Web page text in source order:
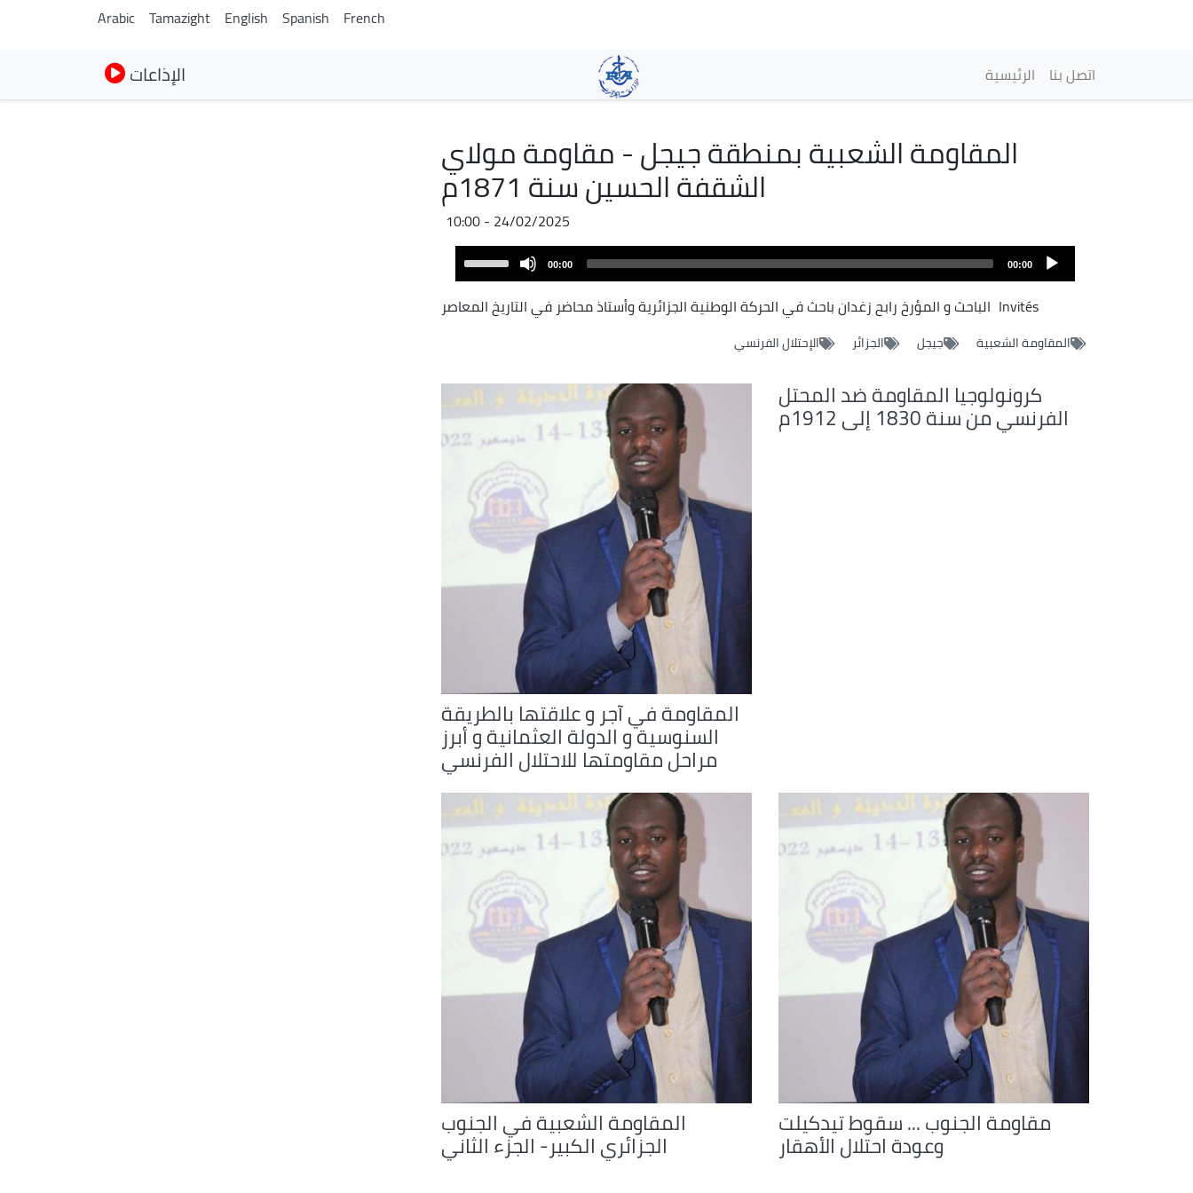
contenido
principal
Arabic Tamazight English Spanish French
الإذاعات Navegación
الرئيسية اتصل بنا
المقاومة الشعبية بمنطقة جيجل - مقاومة مولاي
الشقفة الحسين سنة 1871م
24/02/2025 - 10:00
Player
00:00
00:00
keys
or
decrease
Invités الباحث و المؤرخ رابح زغدانباحث في الحركة الوطنية الجزائرية وأستاذ محاضر في التاريخ المعاصر
المقاومة الشعبية جيجل الجزائر الإحتلال الفرنسي
كرونولوجيا المقاومة ضد المحتل
الفرنسي من سنة 1830 إلى 1912م
المقاومة في آجر و علاقتها بالطريقة
السنوسية و الدولة العثمانية و أبرز
مراحل مقاومتها للاحتلال الفرنسي
مقاومة الجنوب ... سقوط تيدكيلت
وعودة احتلال الأهقار
المقاومة الشعبية في الجنوب
الجزائري الكبير- الجزء الثاني